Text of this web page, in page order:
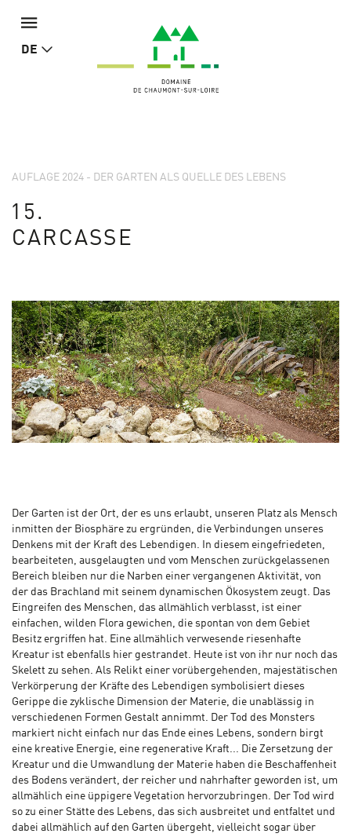
DE
AUFLAGE 2024 - DER GARTEN ALS QUELLE DES LEBENS
15.
CARCASSE
Der Garten ist der Ort, der es uns erlaubt, unseren Platz als Mensch
inmitten der Biosphäre zu ergründen, die Verbindungen unseres
Denkens mit der Kraft des Lebendigen. In diesem eingefriedeten,
bearbeiteten, ausgelaugten und vom Menschen zurückgelassenen
Bereich bleiben nur die Narben einer vergangenen Aktivität, von
der das Brachland mit seinem dynamischen Ökosystem zeugt. Das
Eingreifen des Menschen, das allmählich verblasst, ist einer
einfachen, wilden Flora gewichen, die spontan von dem Gebiet
Besitz ergriffen hat. Eine allmählich verwesende riesenhafte
Kreatur ist ebenfalls hier gestrandet. Heute ist von ihr nur noch das
Skelett zu sehen. Als Relikt einer vorübergehenden, majestätischen
Verkörperung der Kräfte des Lebendigen symbolisiert dieses
Gerippe die zyklische Dimension der Materie, die unablässig in
verschiedenen Formen Gestalt annimmt. Der Tod des Monsters
markiert nicht einfach nur das Ende eines Lebens, sondern birgt
eine kreative Energie, eine regenerative Kraft... Die Zersetzung der
Kreatur und die Umwandlung der Materie haben die Beschaffenheit
des Bodens verändert, der reicher und nahrhafter geworden ist, um
allmählich eine üppigere Vegetation hervorzubringen. Der Tod wird
so zu einer Stätte des Lebens, das sich ausbreitet und entfaltet und
dabei allmählich auf den Garten übergeht, vielleicht sogar über